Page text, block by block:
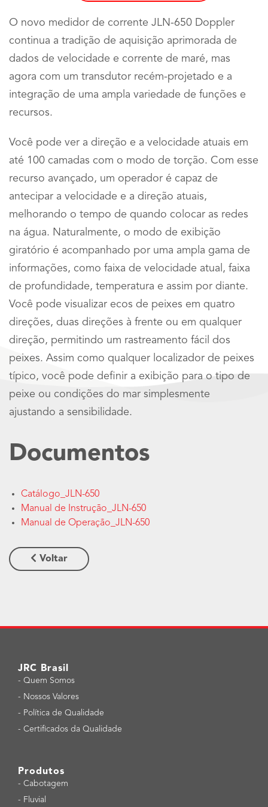
O novo medidor de corrente JLN-650 Doppler
continua a tradição de aquisição aprimorada de
dados de velocidade e corrente de maré, mas
agora com um transdutor recém-projetado e a
integração de uma ampla variedade de funções e
recursos.
Você pode ver a direção e a velocidade atuais em
até 100 camadas com o modo de torção. Com esse
recurso avançado, um operador é capaz de
antecipar a velocidade e a direção atuais,
melhorando o tempo de quando colocar as redes
na água. Naturalmente, o modo de exibição
giratório é acompanhado por uma ampla gama de
informações, como faixa de velocidade atual, faixa
de profundidade, temperatura e assim por diante.
Você pode visualizar ecos de peixes em quatro
direções, duas direções à frente ou em qualquer
direção, permitindo um rastreamento fácil dos
peixes. Assim como qualquer localizador de peixes
típico, você pode definir a exibição para o tipo de
peixe ou condições do mar simplesmente
ajustando a sensibilidade.
Documentos
Catálogo_JLN-650
Manual de Instrução_JLN-650
Manual de Operação_JLN-650
Voltar
JRC Brasil
- Quem Somos
- Nossos Valores
- Política de Qualidade
- Certificados da Qualidade
Produtos
- Cabotagem
- Fluvial